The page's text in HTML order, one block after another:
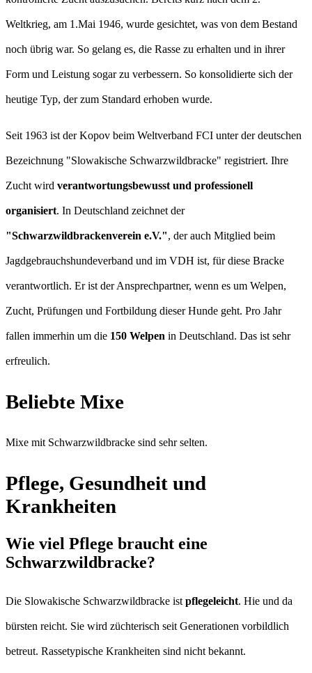
Weltkrieg, am 1.Mai 1946, wurde gesichtet, was von dem Bestand
noch übrig war. So gelang es, die Rasse zu erhalten und in ihrer
Form und Leistung sogar zu verbessern. So konsolidierte sich der
heutige Typ, der zum Standard erhoben wurde.
Seit 1963 ist der Kopov beim Weltverband FCI unter der deutschen
Bezeichnung "Slowakische Schwarzwildbracke" registriert. Ihre
Zucht wird verantwortungsbewusst und professionell
organisiert. In Deutschland zeichnet der
"Schwarzwildbrackenverein e.V.", der auch Mitglied beim
Jagdgebrauchshundeverband und im VDH ist, für diese Bracke
verantwortlich. Er ist der Ansprechpartner, wenn es um Welpen,
Zucht, Prüfungen und Fortbildung dieser Hunde geht. Pro Jahr
fallen immerhin um die 150 Welpen in Deutschland. Das ist sehr
erfreulich.
Beliebte Mixe
Mixe mit Schwarzwildbracke sind sehr selten.
Pflege, Gesundheit und
Krankheiten
Wie viel Pflege braucht eine
Schwarzwildbracke?
Die Slowakische Schwarzwildbracke ist pflegeleicht. Hie und da
bürsten reicht. Sie wird züchterisch seit Generationen vorbildlich
betreut. Rassetypische Krankheiten sind nicht bekannt.